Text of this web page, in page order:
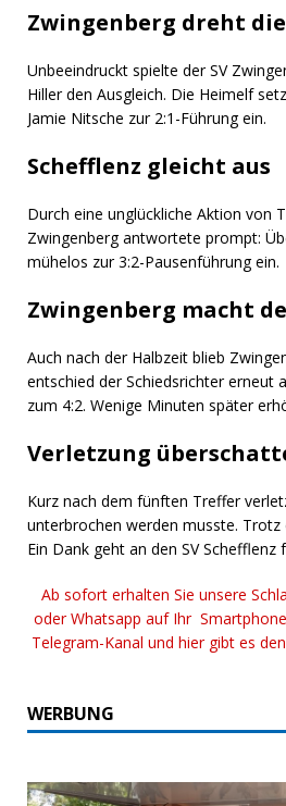
Zwingenberg dreht
Unbeeindruckt spielte der SV
Hiller den Ausgleich. Die Heimelf
Jamie Nitsche zur 2:1-Führung ein.
Schefflenz gleicht aus
Durch eine unglückliche Aktion von
Zwingenberg antwortete prompt:
mühelos zur 3:2-Pausenführung ein.
Zwingenberg macht
Auch nach der Halbzeit blieb
entschied der Schiedsrichter erneut
zum 4:2. Wenige Minuten später
Verletzung
Kurz nach dem fünften Treffer
unterbrochen werden musste. Trotz
Ein Dank geht an den SV
Ab sofort erhalten Sie unsere
oder Whatsapp auf Ihr
Telegram-Kanal und hier gibt es
WERBUNG